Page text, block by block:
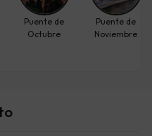
Puente de
Octubre
Puente de
Noviembre